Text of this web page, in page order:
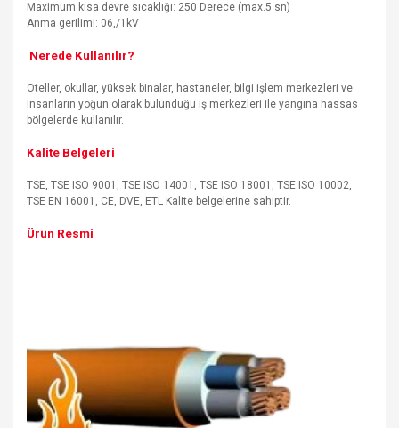
Maximum kısa devre sıcaklığı: 250 Derece (max.5 sn)
Anma gerilimi: 06,/1kV
Nerede Kullanılır?
Oteller, okullar, yüksek binalar, hastaneler, bilgi işlem merkezleri ve
insanların yoğun olarak bulunduğu iş merkezleri ile yangına hassas
bölgelerde kullanılır.
Kalite Belgeleri
TSE, TSE ISO 9001, TSE ISO 14001, TSE ISO 18001, TSE ISO 10002,
TSE EN 16001, CE, DVE, ETL Kalite belgelerine sahiptir.
Ürün Resmi